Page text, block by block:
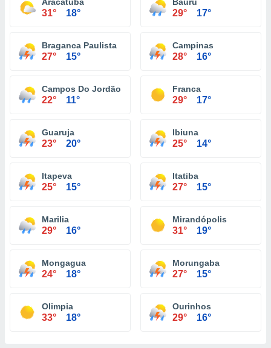
31° 18° 29° 17°
Braganca Paulista
27° 15°
Campinas
28° 16°
Campos Do Jordão
22° 11°
Franca
29° 17°
Guaruja
23° 20°
Ibiuna
25° 14°
Itapeva
25° 15°
Itatiba
27° 15°
Marilia
29° 16°
Mirandópolis
31° 19°
Mongagua
24° 18°
Morungaba
27° 15°
Olimpia
33° 18°
Ourinhos
29° 16°